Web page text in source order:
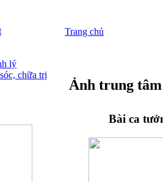
lý
chữa trị
Trang chủ
Ảnh trung tâm
Bài ca